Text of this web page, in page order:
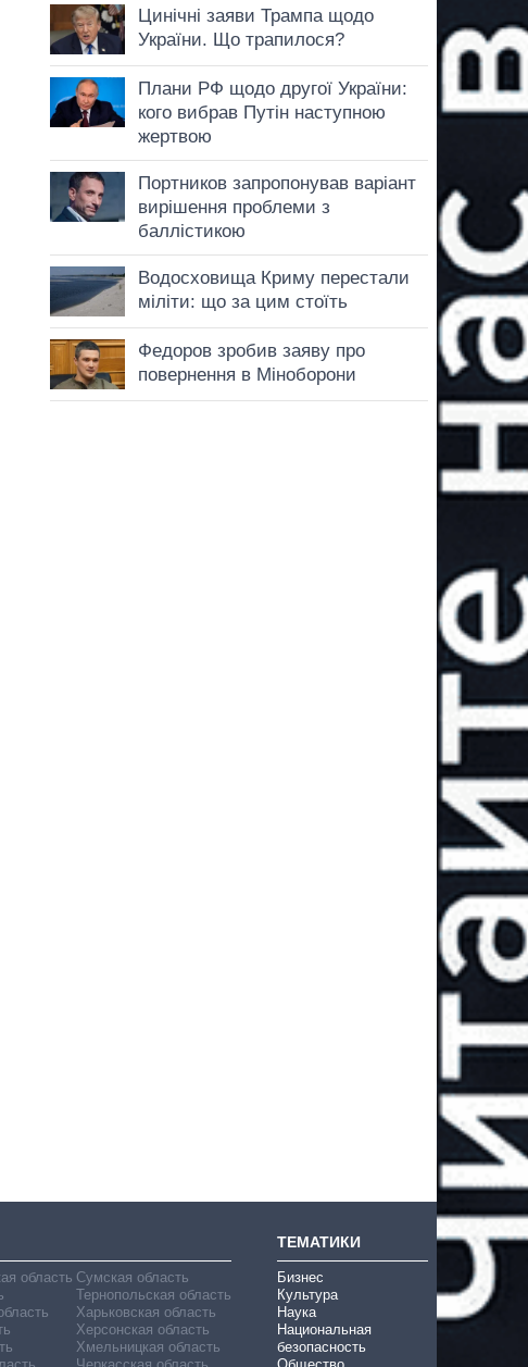
область Сумская область
Тернопольская область
Харьковская область
Херсонская область
Хмельницкая область
ТЕМАТИКИ
Бизнес
Культура
Наука
Национальная
безопасность